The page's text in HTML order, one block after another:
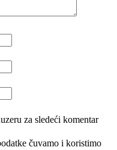
za sledeći komentar
čuvamo i koristimo